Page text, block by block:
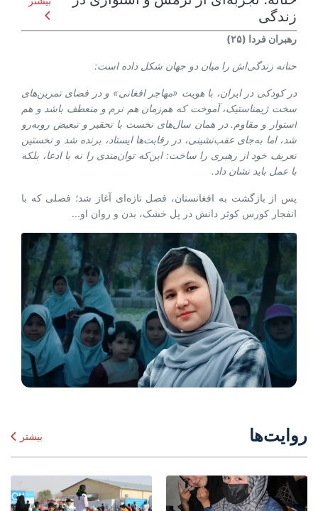
زندگی
رهبران فردا (۲۵)
حنانه زندگی‌اش را میان دو جهان شکل داده است:
در کودکی در ایران، با هویت «مهاجر افغانی» و در فضای تمرین‌های
سخت ژیمناستیک، آموخت که هم‌زمان هم نرم و منعطف باشد و هم
استوار و مقاوم. در همان سال‌های نخست با تحقیر و تبعیض روبه‌رو
شد، اما به‌جای عقب‌نشینی، در رقابت‌ها ایستاد، برنده شد و نخستین
تعریف خود از رهبری را ساخت: این‌که توان‌مندی را نه با ادعا، بلکه
با عمل باید نشان داد.
پس از بازگشت به افغانستان، فصل تازه‌ای آغاز شد؛ فصلی که با
انفجار کورس کوثر دانش در پل خشک، بدن و روان او...
روایت‌ها بیشتر